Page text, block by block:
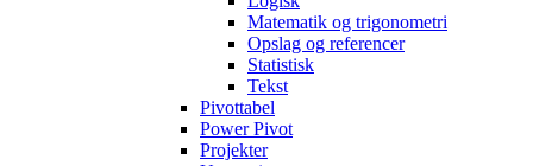
Matematik og trigonometri
Opslag og referencer
Statistisk
Tekst
Pivottabel
Power Pivot
Projekter